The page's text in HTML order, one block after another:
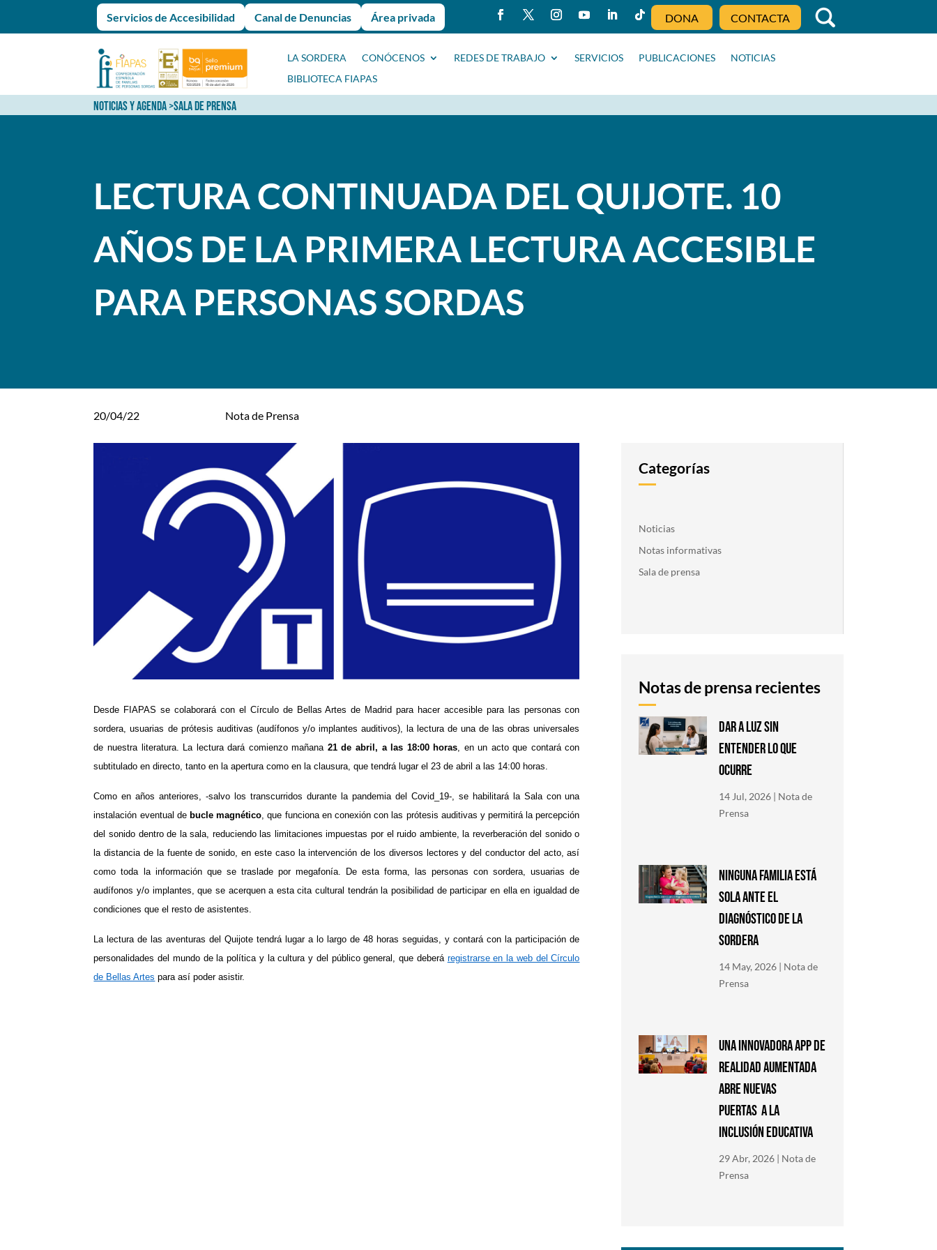
Servicios de Accesibilidad Canal de Denuncias Área privada DONA CONTACTA
LA SORDERA CONÓCENOS REDES DE TRABAJO SERVICIOS PUBLICACIONES
NOTICIAS
BIBLIOTECA FIAPAS
NOTICIAS Y AGENDA>SALA DE PRENSA
LECTURA CONTINUADA DEL QUIJOTE. 10
AÑOS DE LA PRIMERA LECTURA ACCESIBLE
PARA PERSONAS SORDAS
20/04/22 Nota de Prensa
Desde FIAPAS se colaborará con el Círculo de Bellas Artes de Madrid para hacer accesible para las personas con
sordera, usuarias de prótesis auditivas (audífonos y/o implantes auditivos), la lectura de una de las obras universales
de nuestra literatura.
La lectura dará comienzo mañana 21 de abril, a las 18:00 horas , en un acto que contará con
subtitulado en directo, tanto en la apertura como en la clausura, que tendrá lugar el 23 de abril a las 14:00 horas.
Como en años anteriores, -salvo los transcurridos durante la pandemia del Covid_19-, se habilitará la Sala con una
instalación eventual de bucle magnético , que funciona en conexión con las prótesis auditivas y permitirá la percepción
del sonido dentro de la sala, reduciendo las limitaciones impuestas por el ruido ambiente, la reverberación del sonido o
la distancia de la fuente de sonido, en este caso la intervención de los diversos lectores y del conductor del acto, así
como toda la información que se traslade por megafonía.
De esta forma, las personas con sordera, usuarias de
audífonos y/o implantes, que se acerquen a esta cita cultural tendrán la posibilidad de participar en ella en igualdad de
condiciones que el resto de asistentes.
La lectura de las aventuras del Quijote tendrá lugar a lo largo de 48 horas seguidas, y contará con la participación de
personalidades del mundo de la política y la cultura y del público general, que deberá registrarse en la web del Círculo
de Bellas Artes para así poder asistir.
Categorías
Noticias
Notas informativas
Sala de prensa
DAR A LUZ SIN
ENTENDER LO QUE
OCURRE
14 Jul, 2026 | Nota de
Prensa
NINGUNA FAMILIA ESTÁ
SOLA ANTE EL
DIAGNÓSTICO DE LA
SORDERA
14 May, 2026 | Nota de
Prensa
Una innovadora app de
Realidad Aumentada
abre nuevas
puertas a la
inclusión educativa
29 Abr, 2026 | Nota de
Prensa
Notas de prensa recientes